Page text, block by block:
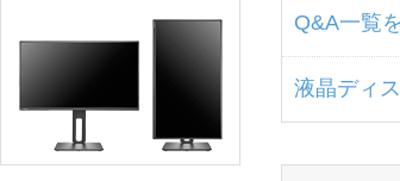
Q&A一覧
液晶ディ